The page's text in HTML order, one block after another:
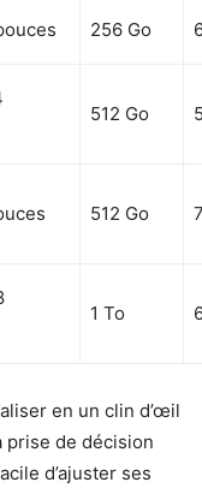
256 Go
512 Go
512 Go
1 To
en un clin d’œil
prise de décision
d’ajuster ses